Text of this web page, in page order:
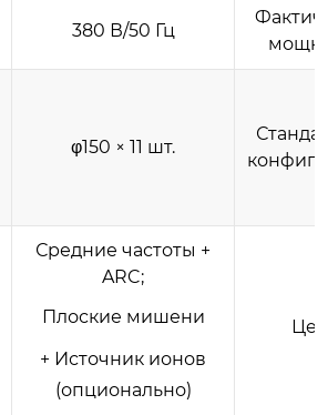
380 В/50 Гц
φ150 × 11 шт.
Средние частоты +
ARC;
Плоские мишени
+ Источник ионов
(опционально)